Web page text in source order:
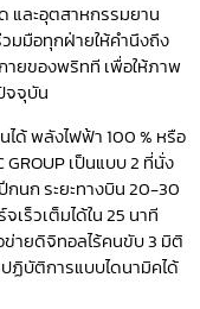
และอุตสาหกรรมยาน
มมือทุกฝ่ายให้คำนึงถึง
ายของพริทที เพื่อให้ภาพ
จจุบัน
ได้ พลังไฟฟ้า100 % หรือ
GROUPเป็นแบบ2 ที่นั่ง
นก ระยะทางบิน20-30
เร็วเต็มได้ใน25 นาที
ข่ายดิจิทอลไร้คนขับ3 มิติ
ฏิบัติการแบบไดนามิคได้